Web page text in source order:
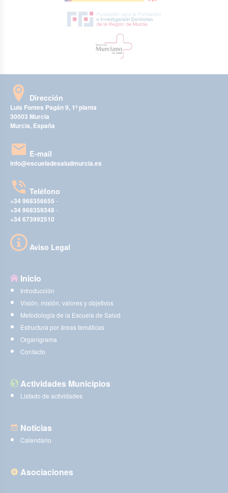
Dirección
Luis Fontes Pagán 9, 1ª planta
30003 Murcia
Murcia, España
E-mail
info@escueladesaludmurcia.es
Teléfono
+34 968356655 -
+34 968359348 -
+34 673992510
Aviso Legal
Inicio
Introducción
Visión, misión, valores y objetivos
Metodología de la Escuela de Salud
Estructura por áreas temáticas
Organigrama
Contacto
Actividades Municipios
Listado de actividades
Noticias
Calendario
Asociaciones